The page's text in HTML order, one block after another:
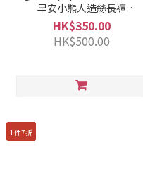
早安小熊人造絲長褲
PMCP261963
HK$350.00
HK$500.00
1件7折